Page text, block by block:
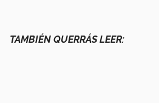
TAMBIÉN QUERRÁS LEER: